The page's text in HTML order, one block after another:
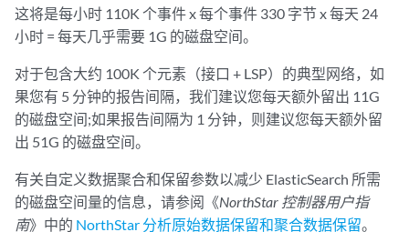
这将是每小时 110K 个事件 x 每个事件 330 字节 x 每天 24
小时 = 每天几乎需要 1G 的磁盘空间。
对于包含大约 100K 个元素（接口 + LSP）的典型网络，如
果您有 5 分钟的报告间隔，我们建议您每天额外留出 11G
的磁盘空间;如果报告间隔为 1 分钟，则建议您每天额外留
出 51G 的磁盘空间。
有关自定义数据聚合和保留参数以减少 ElasticSearch 所需
的磁盘空间量的信息，请参阅《NorthStar 控制器用户指
南》中的 NorthStar 分析原始数据保留和聚合数据保留。